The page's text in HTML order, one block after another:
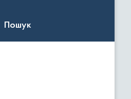
Пошук